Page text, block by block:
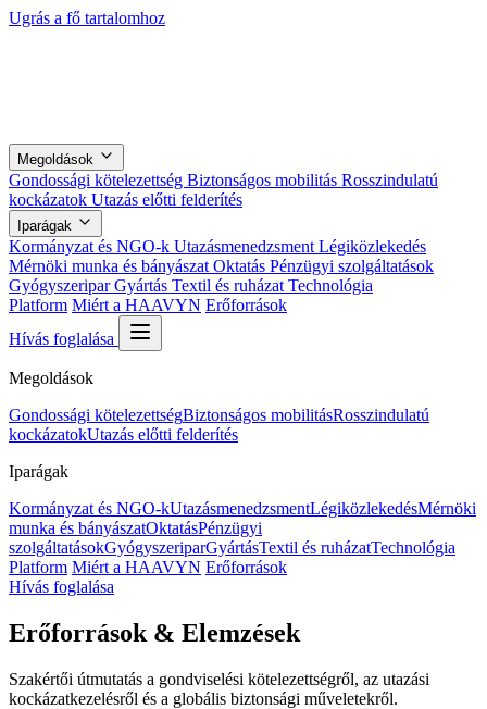
Ugrás a fő tartalomhoz
Megoldások
Gondossági kötelezettség Biztonságos mobilitás Rosszindulatú
kockázatok Utazás előtti felderítés
Iparágak
Kormányzat és NGO-k Utazásmenedzsment Légiközlekedés
Mérnöki munka és bányászat Oktatás Pénzügyi szolgáltatások
GyógyszeriparGyártás Textil és ruházat Technológia
Platform Miért a HAAVYN Erőforrások
Hívás foglalása
Megoldások
Gondossági kötelezettségBiztonságos mobilitásRosszindulatú
kockázatokUtazás előtti felderítés
Iparágak
Kormányzat és NGO-kUtazásmenedzsmentLégiközlekedésMérnöki
munka és bányászatOktatásPénzügyi
szolgáltatásokGyógyszeriparGyártásTextil és ruházatTechnológia
Platform Miért a HAAVYN Erőforrások
Hívás foglalása
Erőforrások & Elemzések
Szakértői útmutatás a gondviselési kötelezettségről, az utazási
kockázatkezelésről és a globális biztonsági műveletekről.